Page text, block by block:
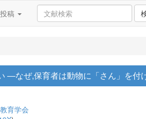
稿
―なぜ,保育者は動物に「さん」を
育学会